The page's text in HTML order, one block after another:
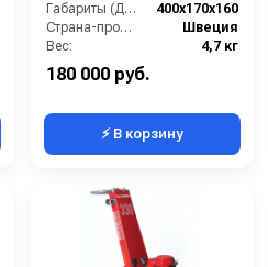
Габариты (ДхШхВ):
400х170х160
Страна-производитель:
Швеция
Вес:
4,7 кг
180 000 руб.
⚡ В корзину